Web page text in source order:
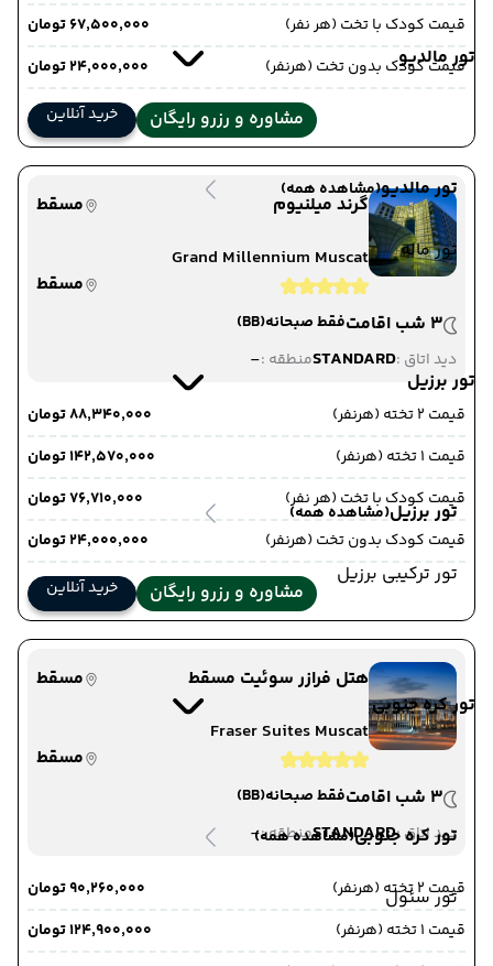
تور مالدیو
تور مالدیو(مشاهده همه)
تور ماله
تور برزیل
تور برزیل(مشاهده همه)
تور ترکیبی برزیل
تور کره جنوبی
تور کره جنوبی(مشاهده همه)
تور سئول
قیمت کودک با تخت (هر نفر)
۶۷٬۵۰۰٬۰۰۰ تومان
قیمت کودک بدون تخت (هرنفر)
۲۴٬۰۰۰٬۰۰۰ تومان
مشاوره و رزرو رایگان خرید آنلاین
گرند میلنیوم
مسقط
Grand Millennium Muscat
مسقط
3 شب اقامت
فقط صبحانه(BB)
دید اتاق :STANDARDمنطقه :-
قیمت 2 تخته (هرنفر)
۸۸٬۳۴۰٬۰۰۰ تومان
قیمت 1 تخته (هرنفر)
۱۴۲٬۵۷۰٬۰۰۰ تومان
قیمت کودک با تخت (هر نفر)
۷۶٬۷۱۰٬۰۰۰ تومان
قیمت کودک بدون تخت (هرنفر)
۲۴٬۰۰۰٬۰۰۰ تومان
مشاوره و رزرو رایگان خرید آنلاین
هتل فرازر سوئیت مسقط
مسقط
Fraser Suites Muscat
مسقط
3 شب اقامت
فقط صبحانه(BB)
دید اتاق :STANDARDمنطقه :-
قیمت 2 تخته (هرنفر)
۹۰٬۲۶۰٬۰۰۰ تومان
قیمت 1 تخته (هرنفر)
۱۲۴٬۹۰۰٬۰۰۰ تومان